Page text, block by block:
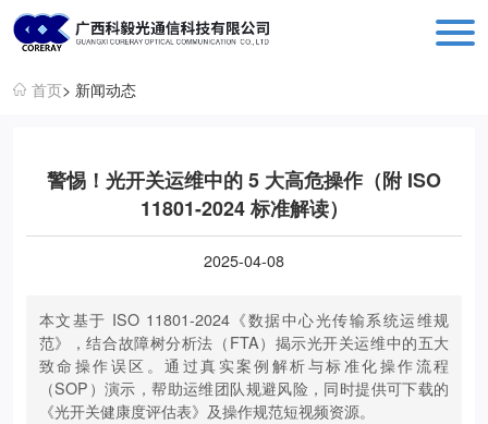
科毅光通信 - 光开关器件与设备生产销售厂商
首页> 新闻动态
警惕！光开关运维中的 5 大高危操作（附 ISO
11801-2024 标准解读）
2025-04-08
本文基于 ISO 11801-2024《数据中心光传输系统运维规
范》，结合故障树分析法（FTA）揭示光开关运维中的五大
致命操作误区。通过真实案例解析与标准化操作流程
（SOP）演示，帮助运维团队规避风险，同时提供可下载的
《光开关健康度评估表》及操作规范短视频资源。